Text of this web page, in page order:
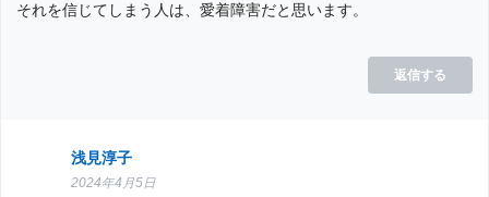
それを信じてしまう人は、愛着障害だと思います。
返信する
浅見淳子
2024年4月5日